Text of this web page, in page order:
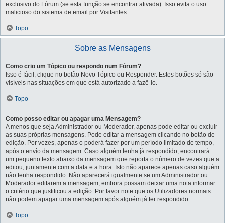
exclusivo do Fórum (se esta função se encontrar ativada). Isso evita o uso
malicioso do sistema de email por Visitantes.
Topo
Sobre as Mensagens
Como crio um Tópico ou respondo num Fórum?
Isso é fácil, clique no botão Novo Tópico ou Responder. Estes botões só são
visíveis nas situações em que está autorizado a fazê-lo.
Topo
Como posso editar ou apagar uma Mensagem?
A menos que seja Administrador ou Moderador, apenas pode editar ou excluir
as suas próprias mensagens. Pode editar a mensagem clicando no botão de
edição. Por vezes, apenas o poderá fazer por um período limitado de tempo,
após o envio da mensagem. Caso alguém tenha já respondido, encontrará
um pequeno texto abaixo da mensagem que reporta o número de vezes que a
editou, juntamente com a data e a hora. Isto não aparece apenas caso alguém
não tenha respondido. Não aparecerá igualmente se um Administrador ou
Moderador editarem a mensagem, embora possam deixar uma nota informar
o critério que justificou a edição. Por favor note que os Utilizadores normais
não podem apagar uma mensagem após alguém já ter respondido.
Topo